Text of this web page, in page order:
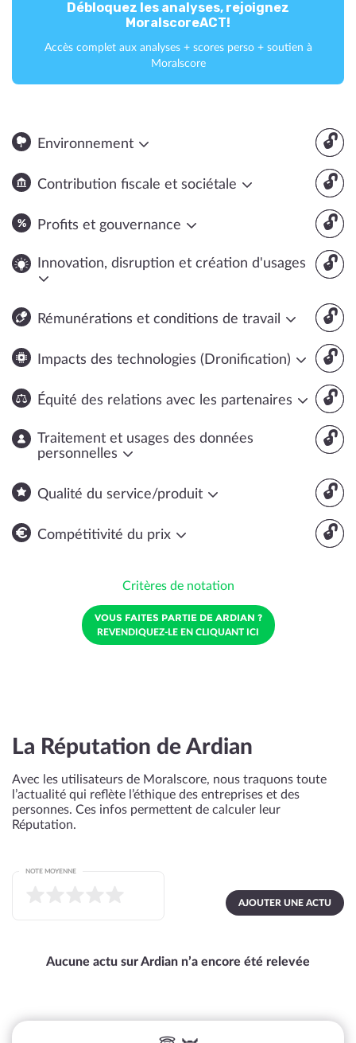
Débloquez les analyses, rejoignez
MoralscoreACT!
Accès complet aux analyses + scores perso + soutien à
Moralscore
🔓
Environnement
🔓
Contribution fiscale et sociétale
🔓
Profits et gouvernance
🔓
Innovation, disruption et création d'usages
🔓
Rémunérations et conditions de travail
🔓
Impacts des technologies (Dronification)
🔓
Équité des relations avec les partenaires
🔓
Traitement et usages des données
personnelles
🔓
Qualité du service/produit
🔓
Compétitivité du prix
Critères de notation
VOUS FAITES PARTIE DE ARDIAN ?
REVENDIQUEZ-LE EN CLIQUANT ICI
La Réputation de Ardian
Avec les utilisateurs de Moralscore, nous traquons toute
l’actualité qui reflète l’éthique des entreprises et des
personnes. Ces infos permettent de calculer leur
Réputation.
AJOUTER UNE ACTU
NOTE MOYENNE
Aucune actu sur Ardian n’a encore été relevée